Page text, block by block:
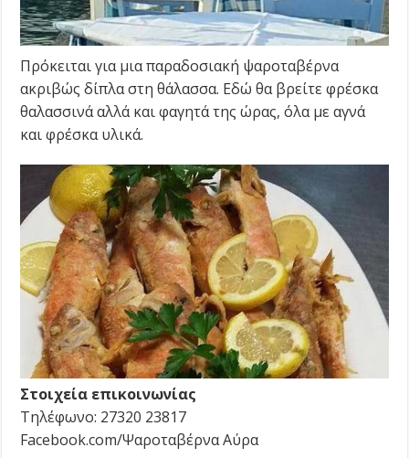
Πρόκειται για μια παραδοσιακή ψαροταβέρνα
ακριβώς δίπλα στη θάλασσα. Εδώ θα βρείτε φρέσκα
θαλασσινά αλλά και φαγητά της ώρας, όλα με αγνά
και φρέσκα υλικά.
Στοιχεία επικοινωνίας
Τηλέφωνο: 27320 23817
Facebook.com/Ψαροταβέρνα Αύρα